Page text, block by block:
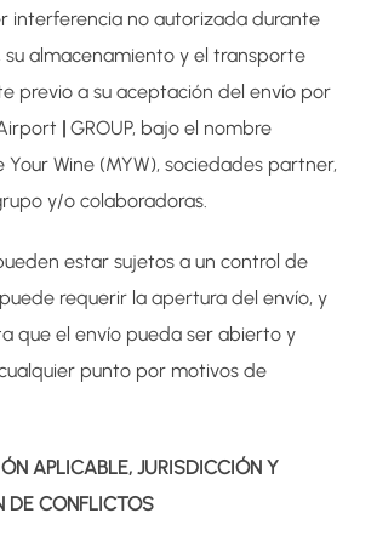
interferencia no autorizada durante
su almacenamiento y el transporte
previo a su aceptación del envío por
| GROUP, bajo el nombre
Your Wine (MYW), sociedades partner,
y/o colaboradoras.
estar sujetos a un control de
requerir la apertura del envío, y
que el envío pueda ser abierto y
punto por motivos de
APLICABLE, JURISDICCIÓN Y
DE CONFLICTOS